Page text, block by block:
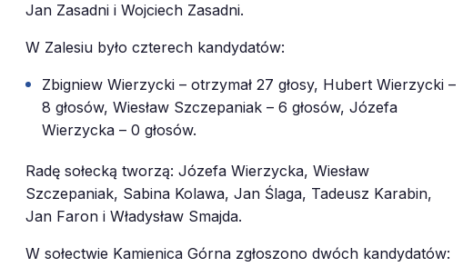
Jan Zasadni i Wojciech Zasadni.
W Zalesiu było czterech kandydatów:
Zbigniew Wierzycki – otrzymał 27 głosy, Hubert Wierzycki –
8 głosów, Wiesław Szczepaniak – 6 głosów, Józefa
Wierzycka – 0 głosów.
Radę sołecką tworzą: Józefa Wierzycka, Wiesław
Szczepaniak, Sabina Kolawa, Jan Ślaga, Tadeusz Karabin,
Jan Faron i Władysław Smajda.
W sołectwie Kamienica Górna zgłoszono dwóch kandydatów: